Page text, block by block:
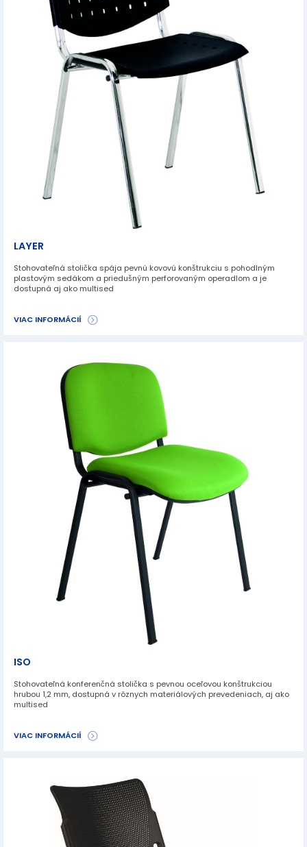
LAYER
Stohovateľná stolička spája pevnú kovovú konštrukciu s pohodlným
plastovým sedákom a priedušným perforovaným operadlom a je
dostupná aj ako multised
VIAC INFORMÁCIÍ
ISO
Stohovateľná konferenčná stolička s pevnou oceľovou konštrukciou
hrubou 1,2 mm, dostupná v rôznych materiálových prevedeniach, aj ako
multised
VIAC INFORMÁCIÍ